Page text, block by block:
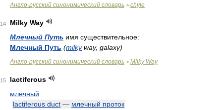
Англо-русский синонимический словарь > chyle
14
Milky Way
Млечный Путь имя существительное:
Млечный Путь (milkyway, galaxy)
Англо-русский синонимический словарь > Milky Way
15
lactiferous
млечный
lactiferous duct — млечный проток